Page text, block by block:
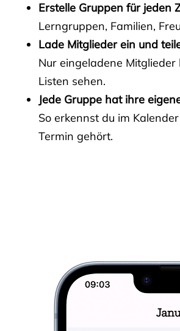
Erstelle Gruppen für jeden
Lerngruppen, Familien,
Lade Mitglieder ein und
Nur eingeladene
Listen sehen.
Jede Gruppe hat ihre
So erkennst du im
Termin gehört.